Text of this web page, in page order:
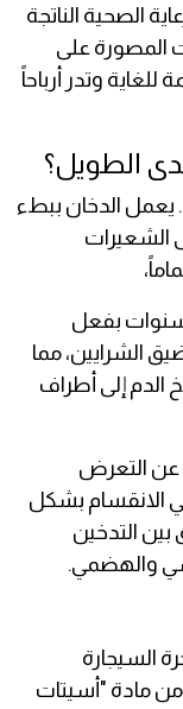
الصحية الناتجة
المصورة على
وتدر أرباحاً
الطويل؟
يعمل الدخان ببطء
الشعيرات
بفعل
الشرايين، مما
إلى أطراف
عن التعرض
في الانقسام بشكل
بين التدخين
والهضمي.
السيجارة
مادة "أسيتات